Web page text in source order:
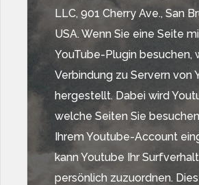
LLC, 901 Cherry Ave., San
USA. Wenn Sie eine Seite
YouTube-Plugin besuchen,
Verbindung zu Servern von
hergestellt. Dabei wird
welche Seiten Sie
Ihrem Youtube-Account
kann Youtube Ihr
persönlich zuzuordnen.